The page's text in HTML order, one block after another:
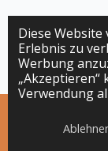
Diese
Erlebnis zu
Werbung
„Akzeptieren“
Verwendung